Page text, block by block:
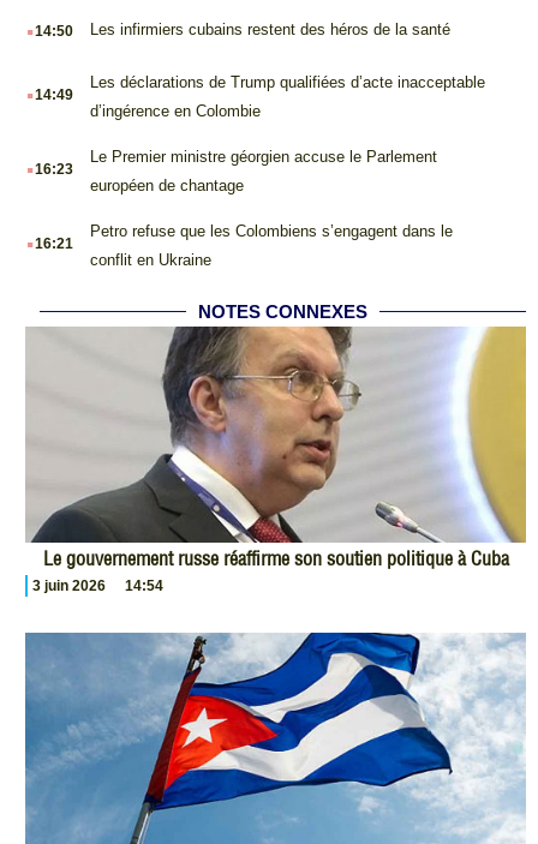
.14:50 Les infirmiers cubains restent des héros de la santé
.14:49
Les déclarations de Trump qualifiées d’acte inacceptable
d’ingérence en Colombie
.16:23
Le Premier ministre géorgien accuse le Parlement
européen de chantage
.16:21
Petro refuse que les Colombiens s’engagent dans le
conflit en Ukraine
NOTES CONNEXES
Le gouvernement russe réaffirme son soutien politique à Cuba
3 juin 2026 14:54